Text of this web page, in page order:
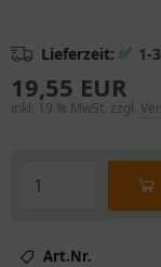
Lieferzeit: ✅ 1-
19,55 EUR
inkl. 19 % MwSt. zzgl.
Art.Nr.